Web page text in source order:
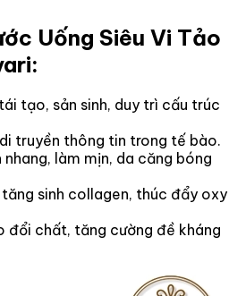
Uống Siêu Vi Tảo
tạo, sản sinh, duy trì cấu trúc
truyền thông tin trong tế bào.
làm mịn, da căng bóng
sinh collagen, thúc đẩy oxy
đổi chất, tăng cường đề kháng